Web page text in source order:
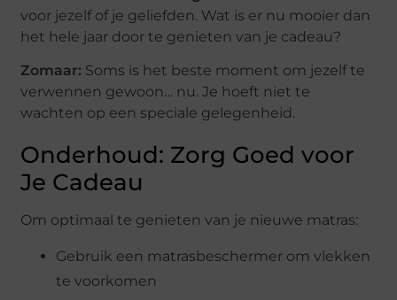
voor jezelf of je geliefden. Wat is er nu mooier dan
het hele jaar door te genieten van je cadeau?
Zomaar: Soms is het beste moment om jezelf te
verwennen gewoon… nu. Je hoeft niet te
wachten op een speciale gelegenheid.
Onderhoud: Zorg Goed voor
Je Cadeau
Om optimaal te genieten van je nieuwe matras:
Gebruik een matrasbeschermer om vlekken
te voorkomen